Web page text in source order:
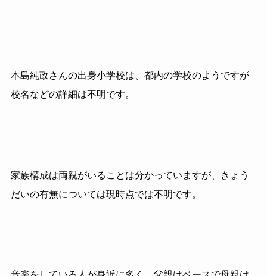
本島純政さんの出身小学校は、都内の学校のようですが
校名などの詳細は不明です。
家族構成は両親がいることは分かっていますが、きょう
だいの有無については現時点では不明です。